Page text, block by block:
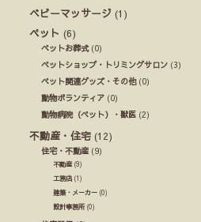
ベビーマッサージ (1)
ペット (6)
ペットお葬式(0)
ペットショップ・トリミングサロン (3)
ペット関連グッズ・その他(0)
動物ボランティア (0)
動物病院（ペット）・獣医 (2)
不動産・住宅 (12)
住宅・不動産 (9)
不動産 (9)
工務店 (1)
建築・メーカー (0)
設計事務所(0)